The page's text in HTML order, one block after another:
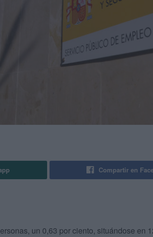
Compartir en
un 0,63 por ciento, situándose en